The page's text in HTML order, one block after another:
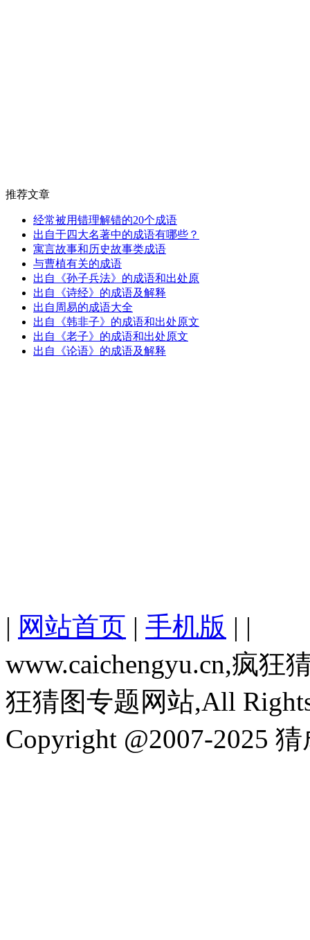
推荐文章
经常被用错理解错的20个成语
出自于四大名著中的成语有哪些？
寓言故事和历史故事类成语
与曹植有关的成语
出自《孙子兵法》的成语和出处原
出自《诗经》的成语及解释
出自周易的成语大全
出自《韩非子》的成语和出处原文
出自《老子》的成语和出处原文
出自《论语》的成语及解释
| 网站首页 | 手机版 | |
www.caichengyu.cn,疯狂
狂猜图专题网站,All
Copyright @2007-2025